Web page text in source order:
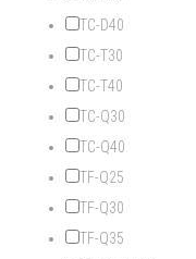
TC-D40
TC-T30
TC-T40
TC-Q30
TC-Q40
TF-Q25
TF-Q30
TF-Q35